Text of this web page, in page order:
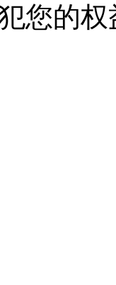
您的